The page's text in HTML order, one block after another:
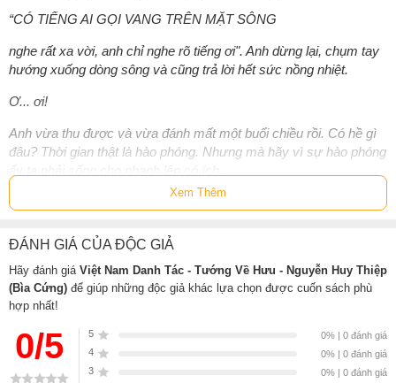
“CÓ TIẾNG AI GỌI VANG TRÊN MẶT SÔNG
nghe rất xa vời, anh chỉ nghe rõ tiếng ơi". Anh dừng lại, chụm tay
hướng xuống dòng sông và cũng trả lời hết sức nồng nhiệt.
Ơ... ơi!
Anh vừa thu được và vừa đánh mất một buổi chiều rồi. Có hề gì
đâu? Thời gian thật là hào phóng. Nhưng mà hãy vì sự hào phóng
Với cuộc đời này. Không chờ gì cả. Có lẽ ngày xưa chính là Xuân
Thông tin tác giả Nguyễn Huy Thiệp
Là một trong những tượng đài văn
chương đương đại Việt Nam. Tên tuổi của
ông vượt ra thế giới với nhiều cuốn sách
Xem Thêm
ĐÁNH GIÁ CỦA ĐỘC GIẢ
Hãy đánh giá Việt Nam Danh Tác - Tướng Về Hưu - Nguyễn Huy Thiệp
(Bìa Cứng) để giúp những độc giả khác lựa chọn được cuốn sách phù
hợp nhất!
0/5 5
0% | 0 đánh giá
4
0% | 0 đánh giá
3
0% | 0 đánh giá